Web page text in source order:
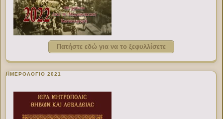
Πατήστε εδώ για να το ξεφυλλίσετε
ΗΜΕΡΟΛΟΓΙΟ 2021